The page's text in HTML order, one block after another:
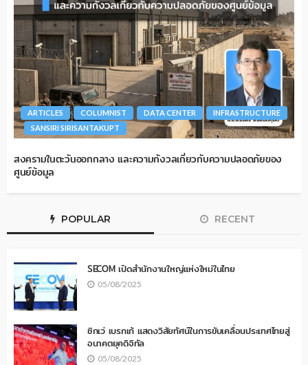
ARTICLES COLUMNIST DATA CENTER
INFRASTRUCTURE
SANSIRI SIRISANTAKUPT
สงครามในตะวันออกกลาง และความกังวลเกี่ยวกับความปลอดภัยของ
ศูนย์ข้อมูล
POPULAR RECENT
SECOM เปิดสำนักงานใหญ่แห่งใหม่ในไทย
05/08/2025
ซิกเว่ เบรกเก้ แสดงวิสัยทัศน์ในการขับเคลื่อนประเทศไทยสู่
อนาคตยุคดิจิทัล
05/08/2025